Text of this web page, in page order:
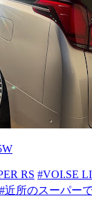
RS #VOI.SE
#近所のスーパー